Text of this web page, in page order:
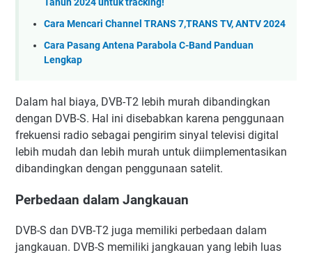
Tahun 2024 untuk tracking!
Cara Mencari Channel TRANS 7,TRANS TV, ANTV 2024
Cara Pasang Antena Parabola C-Band Panduan
Lengkap
Dalam hal biaya, DVB-T2 lebih murah dibandingkan
dengan DVB-S. Hal ini disebabkan karena penggunaan
frekuensi radio sebagai pengirim sinyal televisi digital
lebih mudah dan lebih murah untuk diimplementasikan
dibandingkan dengan penggunaan satelit.
Perbedaan dalam Jangkauan
DVB-S dan DVB-T2 juga memiliki perbedaan dalam
jangkauan. DVB-S memiliki jangkauan yang lebih luas